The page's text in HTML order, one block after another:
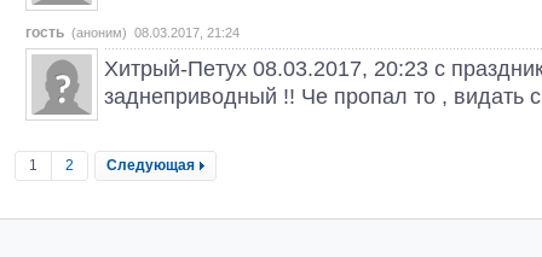
гость (аноним) 08.03.2017, 21:24
Хитрый-Пeтyx 08.03.2017, 20:23 с
заднеприводный !! Че пропал то , видать
1 2 Следующая